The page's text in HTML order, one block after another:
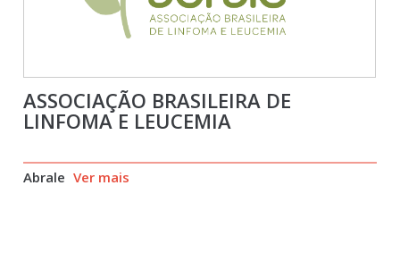
ASSOCIAÇÃO BRASILEIRA DE
LINFOMA E LEUCEMIA
Abrale Ver mais